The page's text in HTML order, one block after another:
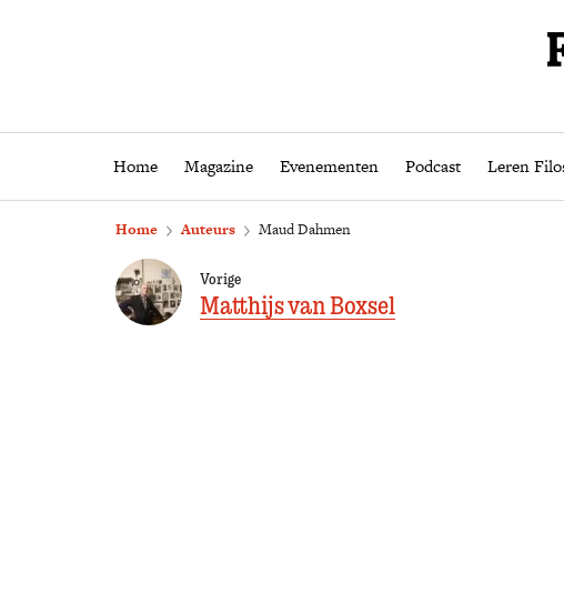
Home Magazine Evenementen Podcast Leren
Home Magazine Evenementen
Home Auteurs Maud Dahmen
Vorige
Matthijs van Boxsel